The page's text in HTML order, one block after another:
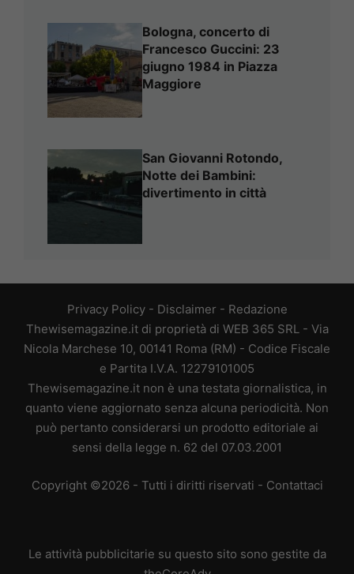
Bologna, concerto di
Francesco Guccini: 23
giugno 1984 in Piazza
Maggiore
San Giovanni Rotondo,
Notte dei Bambini:
divertimento in città
Privacy Policy- Disclaimer - Redazione
Thewisemagazine.it di proprietà di WEB 365 SRL - Via
Nicola Marchese 10, 00141 Roma (RM) - Codice Fiscale
e Partita I.V.A. 12279101005
Thewisemagazine.it non è una testata giornalistica, in
quanto viene aggiornato senza alcuna periodicità. Non
può pertanto considerarsi un prodotto editoriale ai
sensi della legge n. 62 del 07.03.2001
Copyright ©2026 - Tutti i diritti riservati - Contattaci
Le attività pubblicitarie su questo sito sono gestite da
theCoreAdv